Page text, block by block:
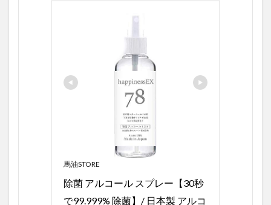
馬油STORE
除菌 アルコール スプレー【30秒
で99.999% 除菌】/ 日本製 アルコ